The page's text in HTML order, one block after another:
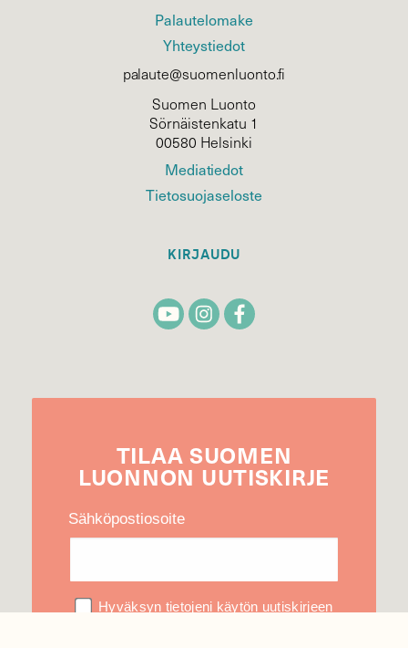
Palautelomake
Yhteystiedot
palaute@suomenluonto.fi
Suomen Luonto
Sörnäistenkatu 1
00580 Helsinki
Mediatiedot
Tietosuojaseloste
KIRJAUDU
TILAA SUOMEN
LUONNON UUTIS­KIRJE
Sähköpostiosoite
Hyväksyn tietojeni käytön uutiskirjeen